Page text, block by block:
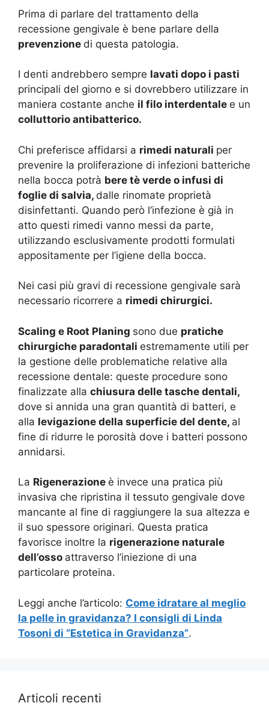
Prima di parlare del trattamento della
recessione gengivale è bene parlare della
prevenzione di questa patologia.
I denti andrebbero sempre lavati dopo i pasti
principali del giorno e si dovrebbero utilizzare in
maniera costante anche il filo interdentale e un
colluttorio antibatterico.
Chi preferisce affidarsi a rimedi naturali per
prevenire la proliferazione di infezioni batteriche
nella bocca potrà bere tè verde o infusi di
foglie di salvia, dalle rinomate proprietà
disinfettanti. Quando però l’infezione è già in
atto questi rimedi vanno messi da parte,
utilizzando esclusivamente prodotti formulati
appositamente per l’igiene della bocca.
Nei casi più gravi di recessione gengivale sarà
necessario ricorrere a rimedi chirurgici.
Scaling e Root Planing sono due pratiche
chirurgiche paradontali estremamente utili per
la gestione delle problematiche relative alla
recessione dentale: queste procedure sono
finalizzate alla chiusura delle tasche dentali,
dove si annida una gran quantità di batteri, e
alla levigazione della superficie del dente, al
fine di ridurre le porosità dove i batteri possono
annidarsi.
La Rigenerazione è invece una pratica più
invasiva che ripristina il tessuto gengivale dove
mancante al fine di raggiungere la sua altezza e
il suo spessore originari. Questa pratica
favorisce inoltre la rigenerazione naturale
dell’osso attraverso l’iniezione di una
particolare proteina.
Leggi anche l’articolo: Come idratare al meglio
la pelle in gravidanza? I consigli di Linda
Tosoni di “Estetica in Gravidanza”.
Articoli recenti